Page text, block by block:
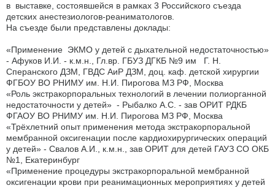
в выставке, состоявшейся в рамках 3 Российского съезда
детских анестезиологов-реаниматологов.
На съезде были представлены доклады:
«Применение ЭКМО у детей с дыхательной недостаточностью»
- Афуков И.И. - к.м.н., Гл.вр. ГБУЗ ДГКБ №9 им Г. Н.
Сперанского ДЗМ, ГВДС АиР ДЗМ, доц. каф. детской хирургии
ФГБОУ ВО РНИМУ им. Н.И. Пирогова МЗ РФ, Москва
«Роль экстракорпоральных технологий в лечении полиорганной
недостаточности у детей» - Рыбалко А.С. - зав ОРИТ РДКБ
ФГАОУ ВО РНИМУ им. Н.И. Пирогова МЗ РФ, Москва
«Трёхлетний опыт применения метода экстракорпоральной
мембранной оксигенации после кардиохирургических операций
у детей» - Свалов А.И., к.м.н., зав ОРИТ для детей ГАУЗ СО ОКБ
№1, Екатеринбург
«Применение процедуры экстракорпоральной мембранной
оксигенации крови при реанимационных мероприятиях у детей